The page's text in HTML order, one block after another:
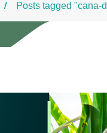
Posts tagged "cana-